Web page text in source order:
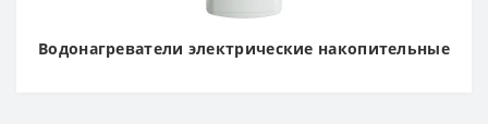
Водонагреватели электрические накопительные